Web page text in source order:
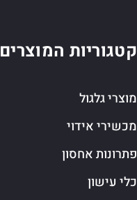
קטגוריות המוצרים
מוצרי גלגול
מכשירי אידוי
פתרונות אחסון
כלי עישון